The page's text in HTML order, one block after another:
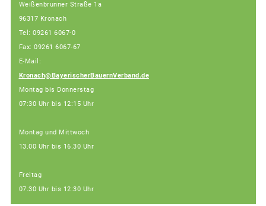
Weißenbrunner Straße 1a
96317 Kronach
Tel: 09261 6067-0
Fax: 09261 6067-67
E-Mail:
Kronach@BayerischerBauernVerband.de
Montag bis Donnerstag
07:30 Uhr bis 12:15 Uhr
Montag und Mittwoch
13.00 Uhr bis 16.30 Uhr
Freitag
07.30 Uhr bis 12:30 Uhr